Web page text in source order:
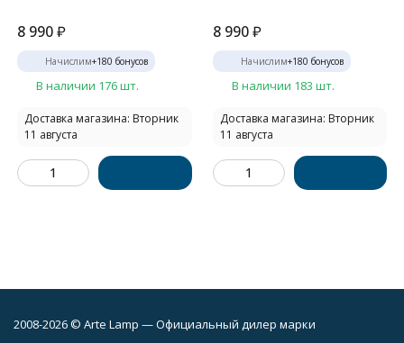
8 990₽
Начислим+180 бонусов
В наличии 176 шт.
Доставка магазина: Вторник
11 августа
8 990 ₽
Начислим+180 бонусов
В наличии 183 шт.
Доставка магазина: Вторник
11 августа
2008-2026 © Arte Lamp — Официальный дилер марки